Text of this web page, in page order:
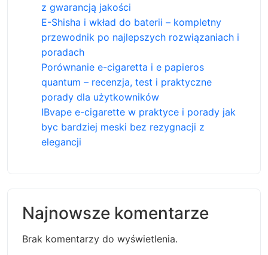
z gwarancją jakości
E-Shisha i wkład do baterii – kompletny
przewodnik po najlepszych rozwiązaniach i
poradach
Porównanie e-cigaretta i e papieros
quantum – recenzja, test i praktyczne
porady dla użytkowników
IBvape e-cigarette w praktyce i porady jak
byc bardziej meski bez rezygnacji z
elegancji
Najnowsze komentarze
Brak komentarzy do wyświetlenia.